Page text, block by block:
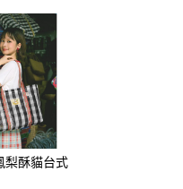
梨酥貓台式